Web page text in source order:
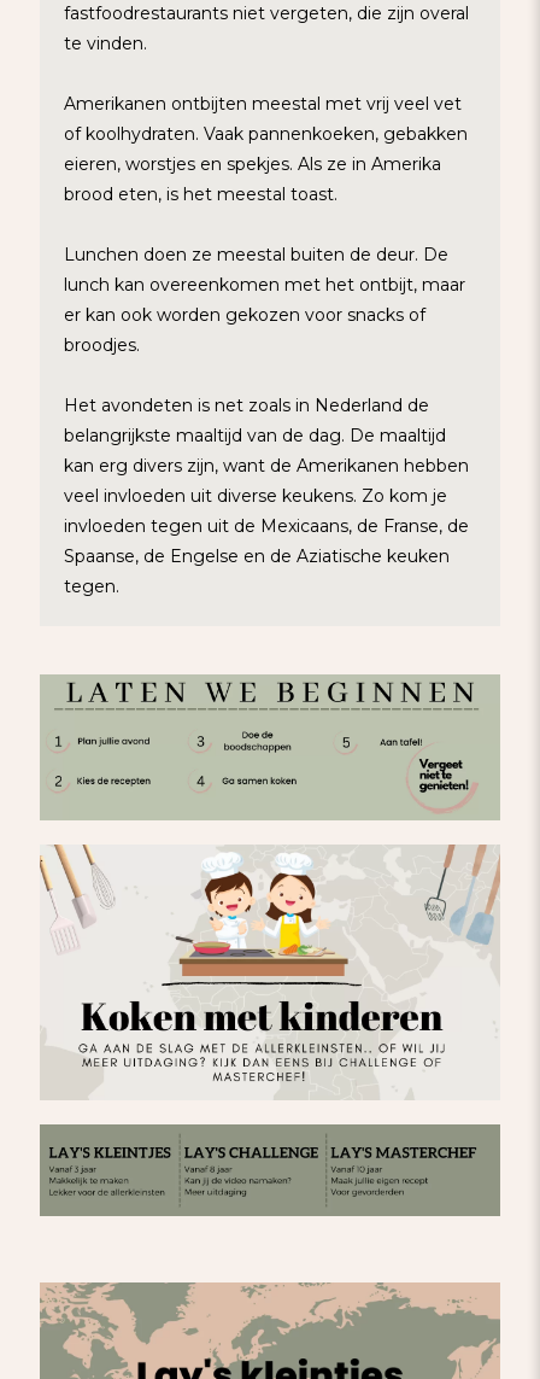
fastfoodrestaurants niet vergeten, die zijn overal
te vinden.
Amerikanen ontbijten meestal met vrij veel vet
of koolhydraten. Vaak pannenkoeken, gebakken
eieren, worstjes en spekjes. Als ze in Amerika
brood eten, is het meestal toast.
Lunchen doen ze meestal buiten de deur. De
lunch kan overeenkomen met het ontbijt, maar
er kan ook worden gekozen voor snacks of
broodjes.
Het avondeten is net zoals in Nederland de
belangrijkste maaltijd van de dag. De maaltijd
kan erg divers zijn, want de Amerikanen hebben
veel invloeden uit diverse keukens. Zo kom je
invloeden tegen uit de Mexicaans, de Franse, de
Spaanse, de Engelse en de Aziatische keuken
tegen.